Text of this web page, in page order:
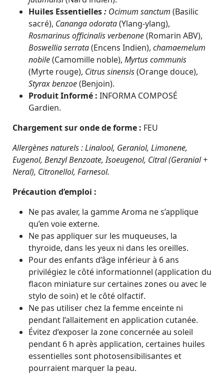
Huiles Essentielles: Ocimum sanctum (Basilic
sacré), Cananga odorata(Ylang-ylang),
Rosmarinus officinalis verbenone(Romarin ABV),
Boswellia serrata(Encens Indien), chamaemelum
nobile(Camomille noble), Myrtus communis
(Myrte rouge), Citrus sinensis(Orange douce),
Styrax benzoe(Benjoin).
Produit Informé : INFORMA COMPOSÉ
Gardien.
Chargement sur onde de forme : FEU
Allergènes naturels : Linalool, Geraniol, Limonene,
Eugenol, Benzyl Benzoate, Isoeugenol, Citral (Geranial +
Neral), Citronellol, Farnesol.
Précaution d’emploi :
Ne pas avaler, la gamme Aroma ne s’applique
qu’en voie externe.
Ne pas appliquer sur les muqueuses, la
thyroïde, dans les yeux ni dans les oreilles.
Pour des enfants d’âge inférieur à 6 ans
privilégiez le côté informationnel (application du
flacon miniature sur certaines zones ou avec le
stylo de soin) et le côté olfactif.
Ne pas utiliser chez la femme enceinte ni
pendant l’allaitement en application cutanée.
Évitez d’exposer la zone concernée au soleil
pendant 6 h après application, certaines huiles
essentielles sont photosensibilisantes et
pourraient marquer la peau.